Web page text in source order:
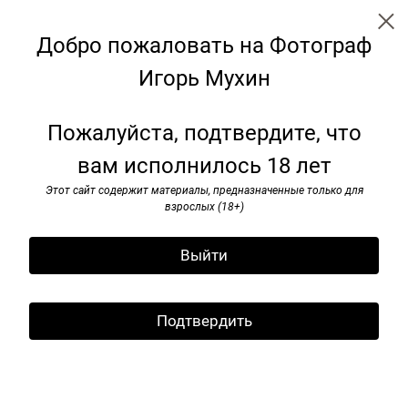
Добро пожаловать на Фотограф
Игорь Мухин
Пожалуйста, подтвердите, что
вам исполнилось 18 лет
Этот сайт содержит материалы, предназначенные только для
взрослых (18+)
Выйти
Подтвердить
Моя Мoсква